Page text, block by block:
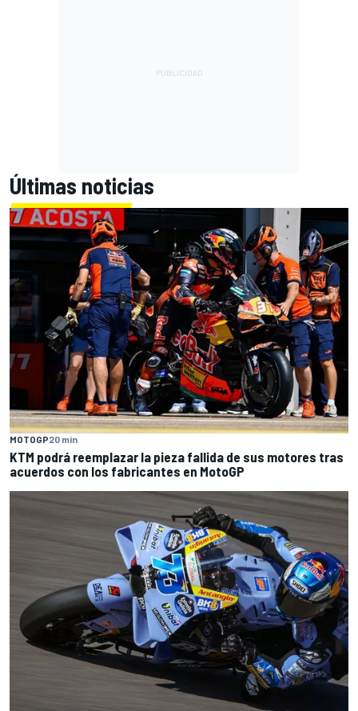
Últimas noticias
MOTOGP20 min
KTM podrá reemplazar la pieza fallida de sus motores tras
acuerdos con los fabricantes en MotoGP